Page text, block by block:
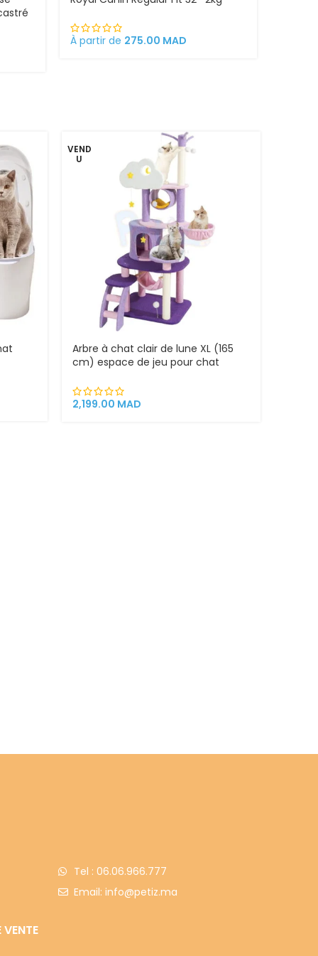
À partir de 275.00 MAD
VEND
U
Arbre à chat clair de lune XL (165
cm) espace de jeu pour chat
2,199.00 MAD
Tel : 06.06.966.777
Email: info@petiz.ma